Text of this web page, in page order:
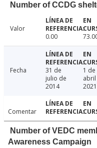
Number of CCDG
Valor
0.00
Fecha
31 de
julio de
2014
1 de
2021
Comentar
Number of VEDC
Awareness Campaign